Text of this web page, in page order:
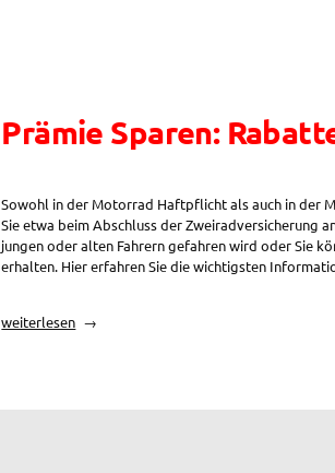
Prämie Sparen:
Sowohl in der Motorrad Haftpflicht als auch in der
Sie etwa beim Abschluss der Zweiradversicherung
jungen oder alten Fahrern gefahren wird oder Sie
erhalten. Hier erfahren Sie die wichtigsten
„Prämie
weiterlesen